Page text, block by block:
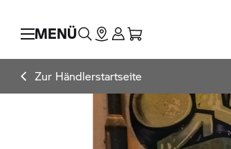
MENÜ
Zur Händlerstartseite